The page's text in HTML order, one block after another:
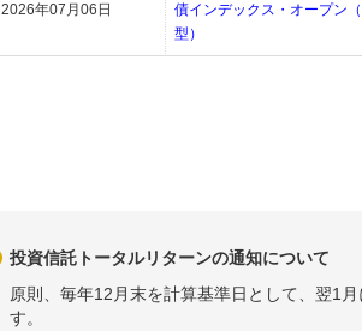
2026年07月06日
債インデックス・オープン
型）
投資信託トータルリターンの通知について
原則、毎年12月末を計算基準日として、翌1
す。